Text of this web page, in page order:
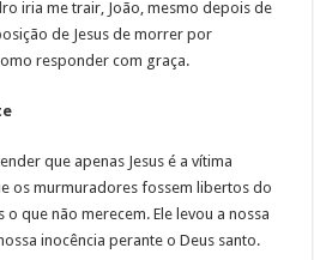
iria me trair, João, mesmo depois de
de Jesus de morrer por
responder com graça.
que apenas Jesus é a vítima
os murmuradores fossem libertos do
que não merecem. Ele levou a nossa
inocência perante o Deus santo.